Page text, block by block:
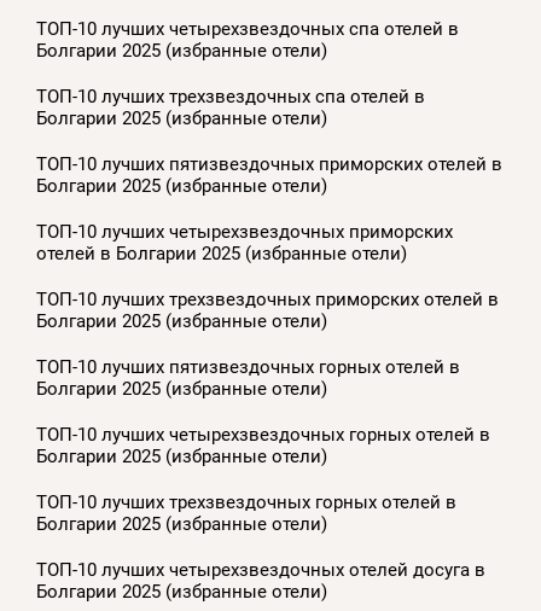
ТОП-10 лучших четырехзвездочных спа отелей в
Болгарии 2025 (избранные отели)
ТОП-10 лучших трехзвездочных спа отелей в
Болгарии 2025 (избранные отели)
ТОП-10 лучших пятизвездочных приморских отелей в
Болгарии 2025 (избранные отели)
ТОП-10 лучших четырехзвездочных приморских
отелей в Болгарии 2025 (избранные отели)
ТОП-10 лучших трехзвездочных приморских отелей в
Болгарии 2025 (избранные отели)
ТОП-10 лучших пятизвездочных горных отелей в
Болгарии 2025 (избранные отели)
ТОП-10 лучших четырехзвездочных горных отелей в
Болгарии 2025 (избранные отели)
ТОП-10 лучших трехзвездочных горных отелей в
Болгарии 2025 (избранные отели)
ТОП-10 лучших четырехзвездочных отелей досуга в
Болгарии 2025 (избранные отели)